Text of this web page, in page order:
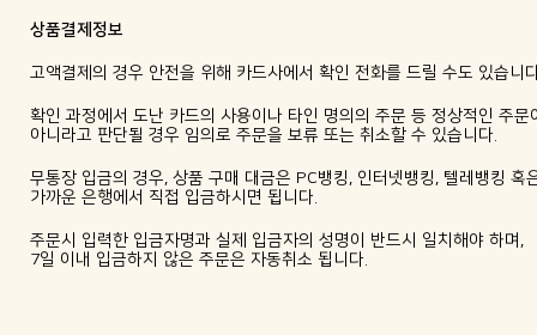
상품결제정보
고액결제의 경우 안전을 위해 카드사에서 확인 전화를 드릴 수도 있습니
확인 과정에서 도난 카드의 사용이나 타인 명의의 주문 등 정상적인 주문
아니라고 판단될 경우 임의로 주문을 보류 또는 취소할 수 있습니다.
무통장 입금의 경우, 상품 구매 대금은 PC뱅킹, 인터넷뱅킹, 텔레뱅킹 혹
가까운 은행에서 직접 입금하시면 됩니다.
주문시 입력한 입금자명과 실제 입금자의 성명이 반드시 일치해야 하며,
7일 이내 입금하지 않은 주문은 자동취소 됩니다.